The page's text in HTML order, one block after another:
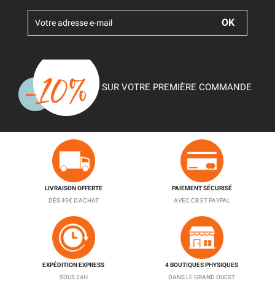
SUR VOTRE PREMIÈRE COMMANDE
LIVRAISON OFFERTE
DÈS 49€ D'ACHAT
PAIEMENT SÉCURISÉ
AVEC CB ET PAYPAL
EXPÉDITION EXPRESS
SOUS 24H
4 BOUTIQUES PHYSIQUES
DANS LE GRAND OUEST